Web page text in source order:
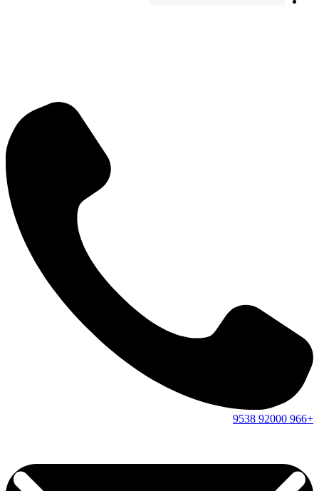
+966
92000
9538